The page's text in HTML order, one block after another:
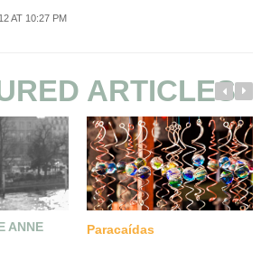
AT 10:27 PM
ARTICLES
ANNE Paracaídas